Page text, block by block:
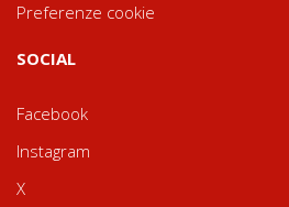
Preferenze cookie
SOCIAL
Facebook
Instagram
X